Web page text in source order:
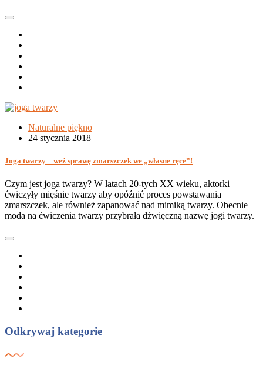
Naturalne piękno
24 stycznia 2018
Joga twarzy – weź sprawę zmarszczek we „własne ręce”!
Czym jest joga twarzy? W latach 20-tych XX wieku, aktorki
ćwiczyły mięśnie twarzy aby opóźnić proces powstawania
zmarszczek, ale również zapanować nad mimiką twarzy. Obecnie
moda na ćwiczenia twarzy przybrała dźwięczną nazwę jogi twarzy.
Odkrywaj kategorie